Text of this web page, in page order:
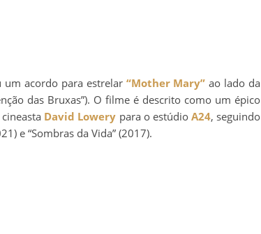
um acordo para estrelar “Mother Mary” ao lado da
das Bruxas”). O filme é descrito como um épico
David Lowery para o estúdio A24, seguindo
e “Sombras da Vida” (2017).